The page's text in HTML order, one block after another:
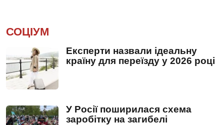
СОЦІУМ
Експерти назвали ідеальну
країну для переїзду у 2026 році
У Росії поширилася схема
заробітку на загибелі